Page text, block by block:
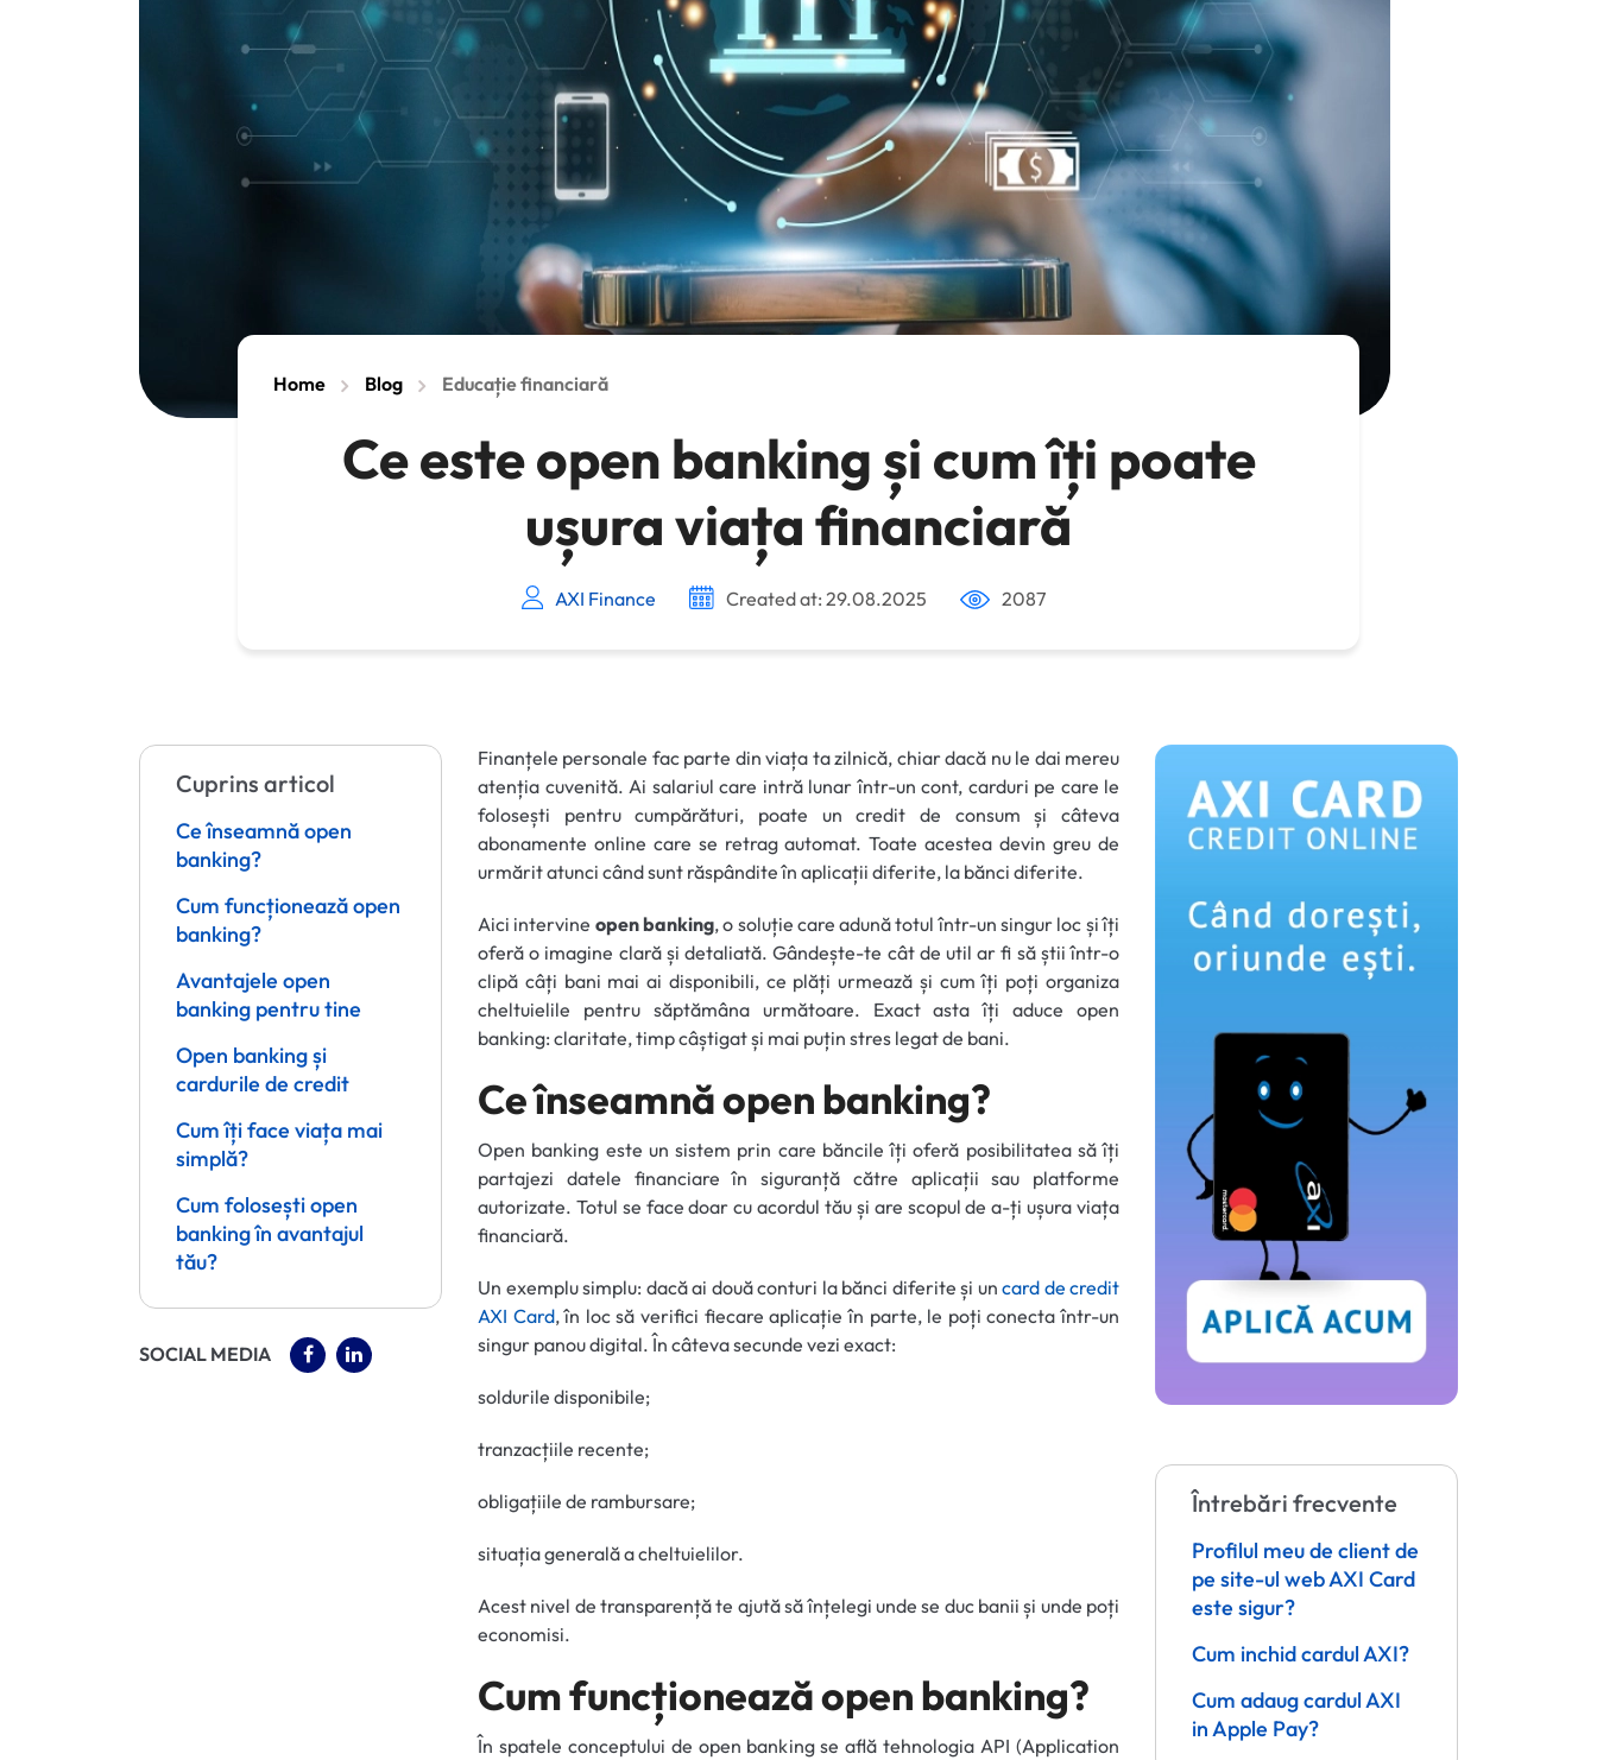
Home Blog Educație financiară
Ce este open banking și cum îți poate
ușura viața financiară
AXI Finance Created at: 29.08.2025 2087
Cuprins articol
Ce înseamnă open
banking?
Cum funcționează open
banking?
Avantajele open
banking pentru tine
Open banking și
cardurile de credit
Cum îți face viața mai
simplă?
Cum folosești open
banking în avantajul
tău?
SOCIAL MEDIA (OPENS IN A NEW TAB)
(OPENS IN A NEW TAB)
Finanțele personale fac parte din viața ta zilnică, chiar dacă nu le dai mereu
atenția cuvenită. Ai salariul care intră lunar într-un cont, carduri pe care le
folosești pentru cumpărături, poate un credit de consum și câteva
abonamente online care se retrag automat. Toate acestea devin greu de
urmărit atunci când sunt răspândite în aplicații diferite, la bănci diferite.
Aici intervine open banking, o soluție care adună totul într-un singur loc și îți
oferă o imagine clară și detaliată. Gândește-te cât de util ar fi să știi într-o
clipă câți bani mai ai disponibili, ce plăți urmează și cum îți poți organiza
cheltuielile pentru săptămâna următoare. Exact asta îți aduce open
banking: claritate, timp câștigat și mai puțin stres legat de bani.
Ce înseamnă open banking?
Open banking este un sistem prin care băncile îți oferă posibilitatea să îți
partajezi datele financiare în siguranță către aplicații sau platforme
autorizate. Totul se face doar cu acordul tău și are scopul de a-ți ușura viața
financiară.
Un exemplu simplu: dacă ai două conturi la bănci diferite și uncard de credit
AXI Card, în loc să verifici fiecare aplicație în parte, le poți conecta într-un
singur panou digital. În câteva secunde vezi exact:
soldurile disponibile;
tranzacțiile recente;
obligațiile de rambursare;
situația generală a cheltuielilor.
Acest nivel de transparență te ajută să înțelegi unde se duc banii și unde poți
economisi.
Cum funcționează open banking?
În spatele conceptului de open banking se află tehnologia API (Application
Întrebări frecvente
Profilul meu de client de
pe site-ul web AXI Card
este sigur?
Cum inchid cardul AXI?
Cum adaug cardul AXI
in Apple Pay?